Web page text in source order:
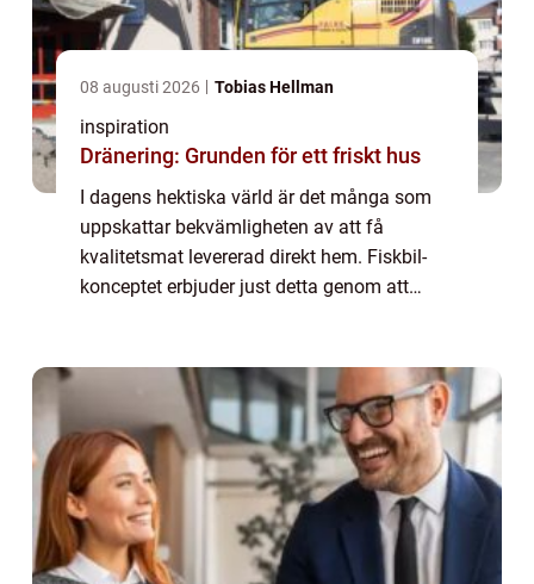
08 augusti 2026 Tobias Hellman
inspiration
Dränering: Grunden för ett friskt hus
I dagens hektiska värld är det många som
uppskattar bekvämligheten av att få
kvalitetsmat levererad direkt hem. Fiskbil-
konceptet erbjuder just detta genom att